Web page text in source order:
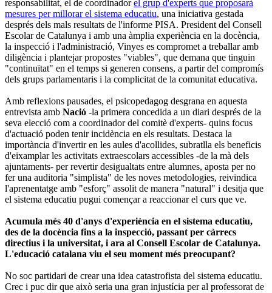
responsabilitat, el de coordinadorel grup d'experts que proposarà
mesures per millorar el sistema educatiu, una iniciativa gestada
després dels mals resultats de l'informe PISA. President del Consell
Escolar de Catalunya i amb una àmplia experiència en la docència,
la inspecció i l'administració, Vinyes es compromet a treballar amb
diligència i plantejar propostes "viables", que demana que tinguin
"continuïtat" en el temps si generen consens, a partir del compromís
dels grups parlamentaris i la complicitat de la comunitat educativa.
Amb reflexions pausades, el psicopedagog desgrana en aquesta
entrevista amb Nació -la primera concedida a un diari després de la
seva elecció com a coordinador del comitè d'experts- quins focus
d'actuació poden tenir incidència en els resultats. Destaca la
importància d'invertir en les aules d'acollides, subratlla els beneficis
d'eixamplar les activitats extraescolars accessibles -de la mà dels
ajuntaments- per revertir desigualtats entre alumnes, aposta per no
fer una auditoria "simplista" de les noves metodologies, reivindica
l'aprenentatge amb "esforç" assolit de manera "natural" i desitja que
el sistema educatiu pugui començar a reaccionar el curs que ve.
Acumula més 40 d'anys d'experiència en el sistema educatiu,
des de la docència fins a la inspecció, passant per càrrecs
directius i la universitat, i ara al Consell Escolar de Catalunya.
L'educació catalana viu el seu moment més preocupant?
No soc partidari de crear una idea catastrofista del sistema educatiu.
Crec i puc dir que això seria una gran injustícia per al professorat de